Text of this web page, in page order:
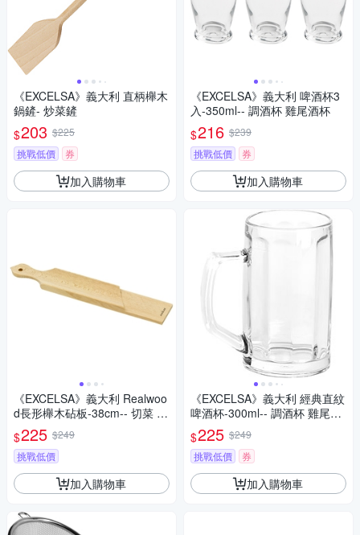
《EXCELSA》義大利 直柄櫸木
鍋鏟- 炒菜鏟
$203 $225
挑戰低價
券
加入購物車
《EXCELSA》義大利 Realwoo
d長形櫸木砧板-38cm-- 切菜 切
菜砧板
$225 $249
挑戰低價
加入購物車
《EXCELSA》義大利 啤酒杯3
入-350ml-- 調酒杯 雞尾酒杯
$216 $239
挑戰低價
券
加入購物車
《EXCELSA》義大利 經典直紋
啤酒杯-300ml-- 調酒杯 雞尾酒
杯
$225 $249
挑戰低價
券
加入購物車